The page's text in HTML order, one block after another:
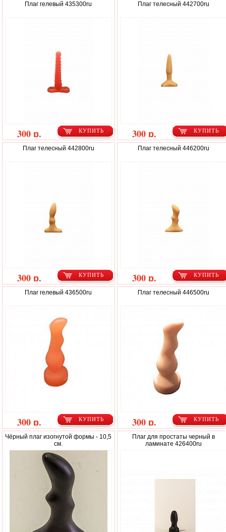
Плаг гелевый 435300ru
КУПИТЬ
300 р.
Плаг телесный 442700ru
КУПИТЬ
300 р.
Плаг телесный 442800ru
КУПИТЬ
300 р.
Плаг телесный 446200ru
КУПИТЬ
300 р.
Плаг гелевый 436500ru
КУПИТЬ
300 р.
Плаг телесный 446500ru
КУПИТЬ
300 р.
Чёрный плаг изогнутой формы - 10,5
см.
Плаг для простаты черный в
ламинате 426400ru